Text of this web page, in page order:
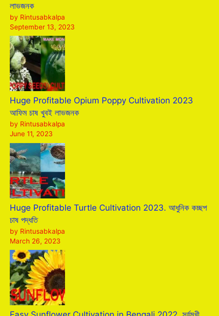
লাভজনক
by Rintusabkalpa
September 13, 2023
Huge Profitable Opium Poppy Cultivation 2023
আফিম চাষ খুবই লাভজনক
by Rintusabkalpa
June 11, 2023
Huge Profitable Turtle Cultivation 2023. আধুনিক কচ্ছপ
চাষ পদ্ধতি
by Rintusabkalpa
March 26, 2023